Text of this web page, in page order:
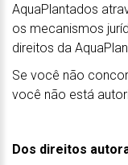
AquaPlantados
os mecanismos
direitos da
Se você não
você não está
Dos direitos